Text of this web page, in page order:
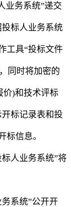
业务系统”递交
标人业务系统
工具“投标文件
同时将加密的
价)和技术评标
标记录表和投
标信息。
人业务系统”将
系统”公开开